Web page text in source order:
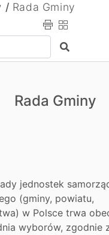
/ Rada Gminy
Szukaj
Rada Gminy
jednostek
(gminy, powiatu,
w Polsce trwa
wyborów, zgodnie